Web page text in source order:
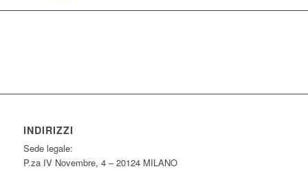
INDIRIZZI
Sede legale:
P.za IV Novembre, 4 – 20124 MILANO